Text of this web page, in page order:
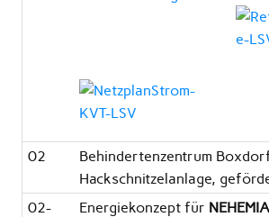
02 Behindertenzentrum
Hackschnitzelanlage,
02-
Energiekonzept für